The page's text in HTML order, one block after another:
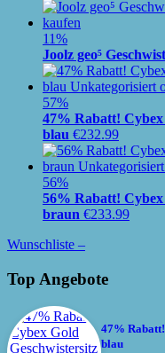
11%
Joolz geo⁵
57%
47% Rabatt! Cybex
blau €232.99
56%
56% Rabatt! Cybex
braun €233.99
Wunschliste –
Top Angebote
47%
blau